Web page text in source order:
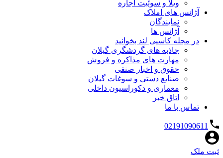
ویلا و سوئیت اجاره
آژانس های املاک
نمایندگان
آژانس ها
در مجله کاسپی لند بخوانید
جاذبه های گردشگری گیلان
مهارت های مذاکره و فروش
حقوق و اخبار صنفی
صنایع دستی و سوغات گیلان
معماری و دکوراسیون داخلی
اتاق خبر
تماس با ما
02191090611
ثبت ملک